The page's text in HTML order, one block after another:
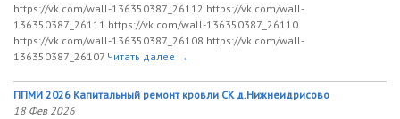
https://vk.com/wall-136350387_26112 https://vk.com/wall-
136350387_26111 https://vk.com/wall-136350387_26110
https://vk.com/wall-136350387_26108 https://vk.com/wall-
136350387_26107 Читать далее →
ППМИ 2026 Капитальный ремонт кровли СК д.Нижнеидрисово
18 Фев 2026